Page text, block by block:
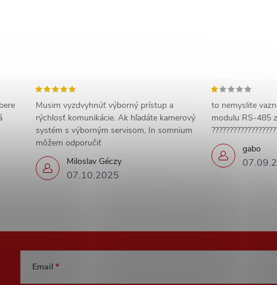
Miloslav Géczy
07.10.2025
Musim vyzdvyhnúť výborný prístup a
rýchlosť komunikácie. Ak hľadáte kamerový
systém s výborným servisom, In somnium
môžem odporučiť
gabo
to nemyslite
modulu RS-485
Email